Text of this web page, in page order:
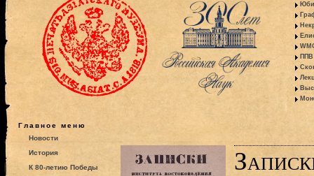
ППВ
Главное меню
Новости
История
К 80-летию Победы